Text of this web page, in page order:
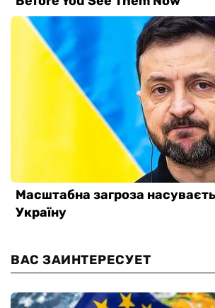
ВАС ЗАИНТЕРЕСУЕТ